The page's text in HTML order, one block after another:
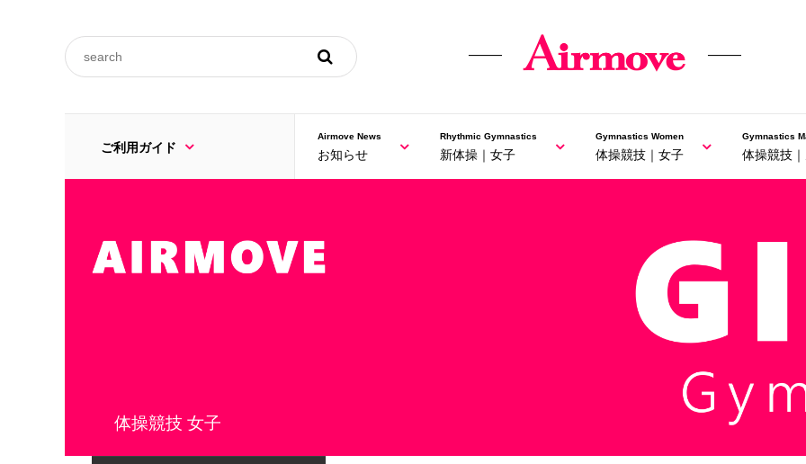
ご利用規約
ご利用ガイド
ご利用規約
Airmove News
お知らせ
Rhythmic Gymnastics
新体操｜女子
Gymnastics Women
体操競技｜女子
Gymnastics
体操競技
体操競技 女子